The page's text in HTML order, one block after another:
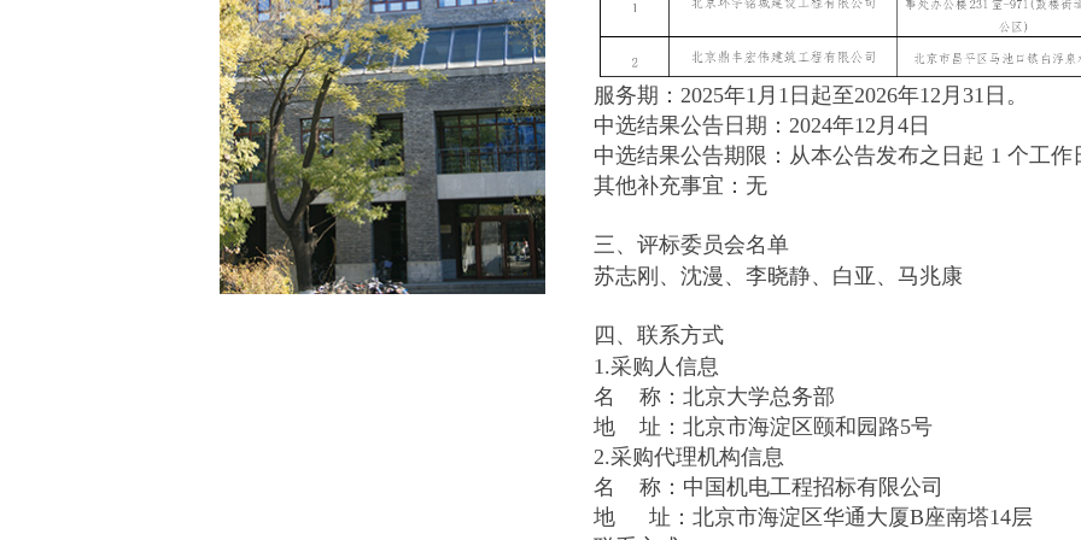
服务期：2025年1月1日起至2026年12月31日。
中选结果公告日期：2024年12月4日
中选结果公告期限：从本公告发布之日起 1 个工作
其他补充事宜：无
三、评标委员会名单
苏志刚、沈漫、李晓静、白亚、马兆康
四、联系方式
1.采购人信息
名 称：北京大学总务部
地 址：北京市海淀区颐和园路5号
2.采购代理机构信息
名 称：中国机电工程招标有限公司
地 址：北京市海淀区华通大厦B座南塔14层